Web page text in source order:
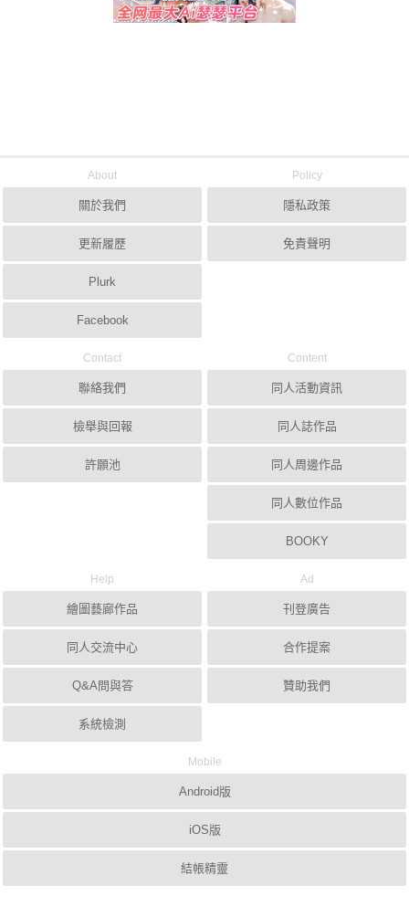
About
關於我們
更新履歷
Plurk
Facebook
Policy
隱私政策
免責聲明
Contact
聯絡我們
檢舉與回報
許願池
Content
同人活動資訊
同人誌作品
同人周邊作品
同人數位作品
BOOKY
Help
繪圖藝廊作品
同人交流中心
Q&A問與答
系統檢測
Ad
刊登廣告
合作提案
贊助我們
Mobile
Android版
iOS版
結帳精靈